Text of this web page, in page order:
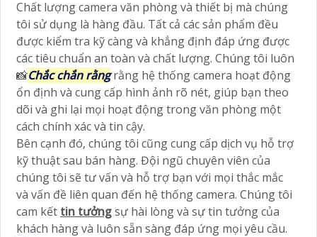
Chất lượng camera văn phòng và thiết bị mà chúng
tôi sử dụng là hàng đầu. Tất cả các sản phẩm đều
được kiểm tra kỹ càng và khẳng định đáp ứng được
các tiêu chuẩn an toàn và chất lượng. Chúng tôi luôn
📸Chắc chắn rằngrằng hệ thống camera hoạt động
ổn định và cung cấp hình ảnh rõ nét, giúp bạn theo
dõi và ghi lại mọi hoạt động trong văn phòng một
cách chính xác và tin cậy.
Bên cạnh đó, chúng tôi cũng cung cấp dịch vụ hỗ trợ
kỹ thuật sau bán hàng. Đội ngũ chuyên viên của
chúng tôi sẽ tư vấn và hỗ trợ bạn với mọi thắc mắc
và vấn đề liên quan đến hệ thống camera. Chúng tôi
cam kết tin tưởngsự hài lòng và sự tin tưởng của
khách hàng và luôn sẵn sàng đáp ứng mọi yêu cầu.